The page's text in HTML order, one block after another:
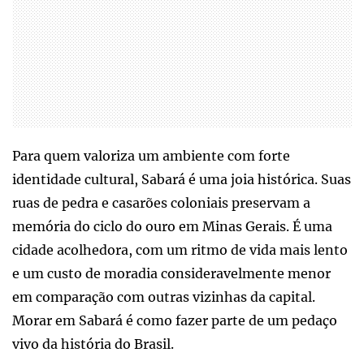
Para quem valoriza um ambiente com forte
identidade cultural, Sabará é uma joia histórica. Suas
ruas de pedra e casarões coloniais preservam a
memória do ciclo do ouro em Minas Gerais. É uma
cidade acolhedora, com um ritmo de vida mais lento
e um custo de moradia consideravelmente menor
em comparação com outras vizinhas da capital.
Morar em Sabará é como fazer parte de um pedaço
vivo da história do Brasil.